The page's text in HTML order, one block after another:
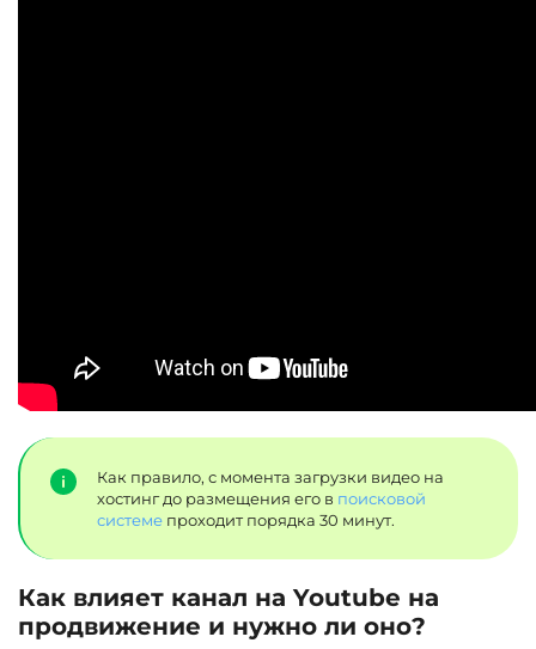
Как правило, с момента загрузки видео на
хостинг до размещения его в поисковой
системе проходит порядка 30 минут.
Как влияет канал на Youtube на
продвижение и нужно ли оно?